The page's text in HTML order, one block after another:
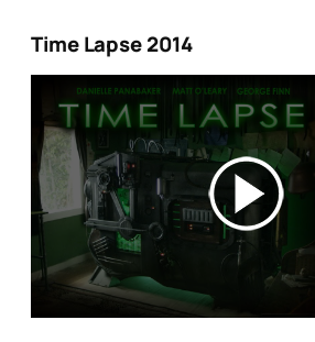
Time Lapse 2014